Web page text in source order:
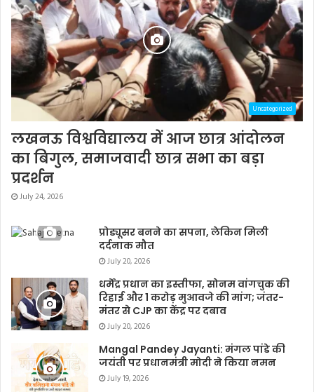
Uncategorized
लखनऊ विश्वविद्यालय में आज छात्र आंदोलन
का बिगुल, समाजवादी छात्र सभा का बड़ा
प्रदर्शन
July 24, 2026
प्रोड्यूसर बनने का सपना, लेकिन मिली
दर्दनाक मौत
July 20, 2026
धर्मेंद्र प्रधान का इस्तीफा, सोनम वांगचुक की
रिहाई और 1 करोड़ मुआवजे की मांग; जंतर-
मंतर से CJP का केंद्र पर दबाव
July 20, 2026
Mangal Pandey Jayanti: मंगल पांडे की
जयंती पर प्रधानमंत्री मोदी ने किया नमन
July 19, 2026